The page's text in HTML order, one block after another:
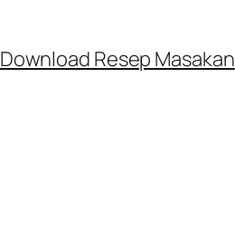
Download Resep Masakan